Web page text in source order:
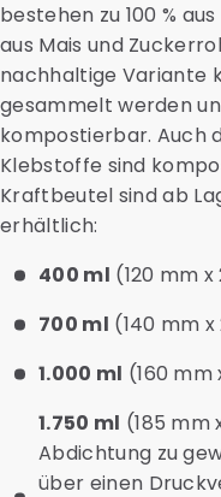
bestehen zu 100 %
aus Mais und
nachhaltige Variante
gesammelt werden
kompostierbar. Auch
Klebstoffe sind
Kraftbeutel sind ab
erhältlich:
400 ml (120 mm x
700 ml (140 mm
1.000 ml (160 mm
1.750 ml (185 mm
Abdichtung zu
über einen